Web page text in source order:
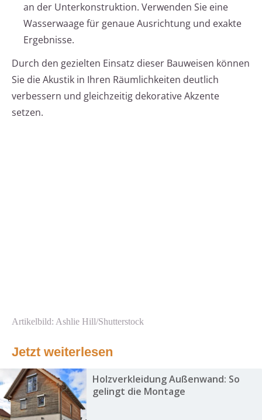
an der Unterkonstruktion. Verwenden Sie eine
Wasserwaage für genaue Ausrichtung und exakte
Ergebnisse.
Durch den gezielten Einsatz dieser Bauweisen können
Sie die Akustik in Ihren Räumlichkeiten deutlich
verbessern und gleichzeitig dekorative Akzente
setzen.
Artikelbild: Ashlie Hill/Shutterstock
Jetzt weiterlesen
Holzverkleidung Außenwand: So
gelingt die Montage